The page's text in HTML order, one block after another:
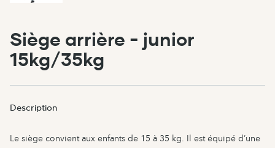
Siège arrière - junior
15kg/35kg
Description
Le siège convient aux enfants de 15 à 35 kg. Il est équipé d’une